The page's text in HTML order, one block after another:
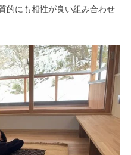
的にも相性が良い組み合わせ